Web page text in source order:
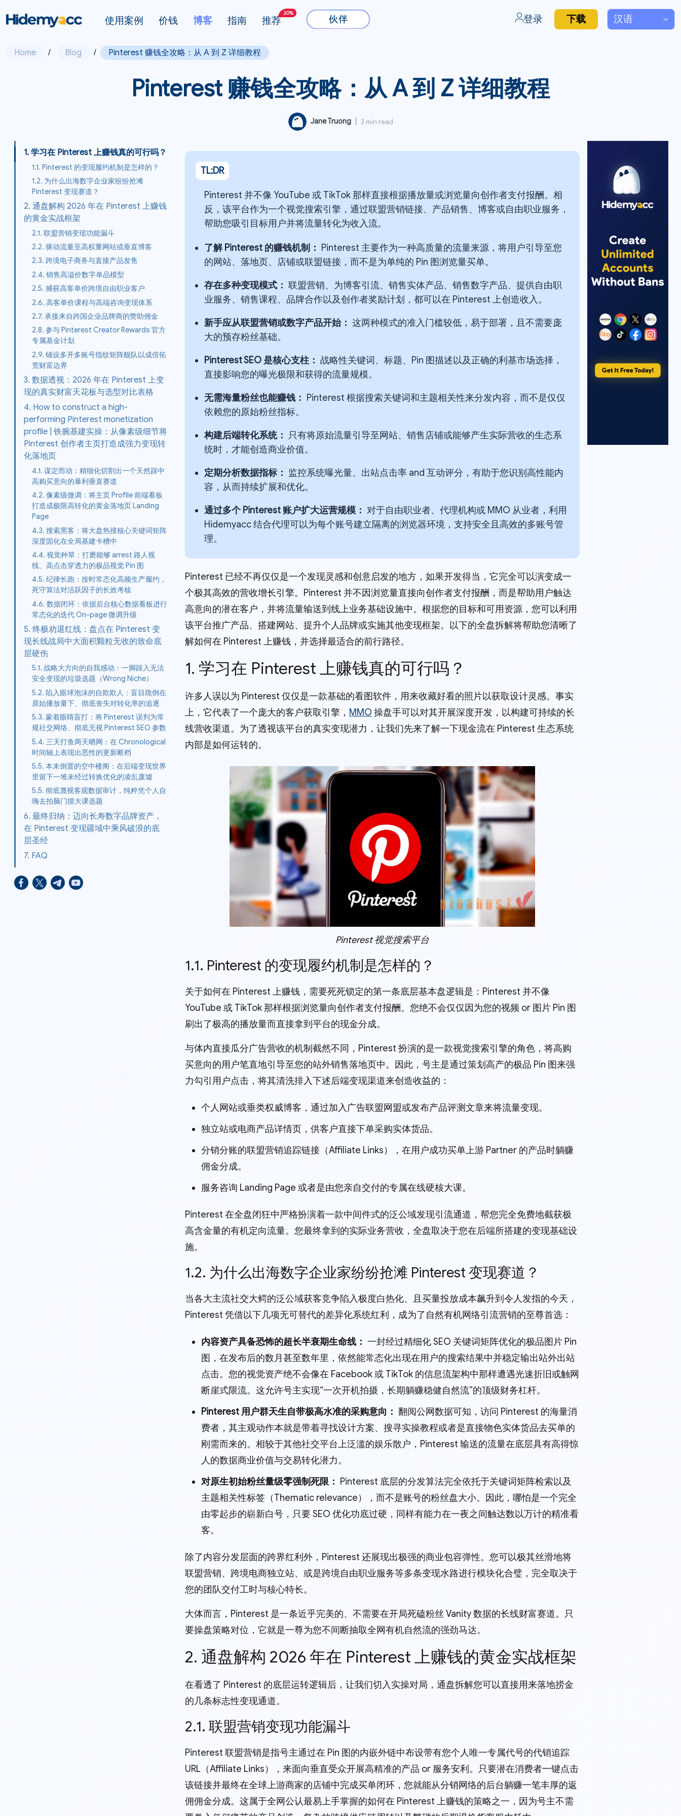
使用案例 价钱 博客 指南 推荐
20%
登录 下载
Home / Blog / Pinterest 赚钱全攻略：从 A 到 Z 详细教程
Pinterest 赚钱全攻略：从 A 到 Z 详细教程
Jane Truong 3 min read
1. 学习在 Pinterest 上赚钱真的可行吗？
1.1. Pinterest 的变现履约机制是怎样的？
1.2. 为什么出海数字企业家纷纷抢滩
Pinterest 变现赛道？
2. 通盘解构 2026 年在 Pinterest 上赚钱
的黄金实战框架
2.1. 联盟营销变现功能漏斗
2.2. 驱动流量至高权重网站或垂直博客
2.3. 跨境电子商务与直接产品发售
2.4. 销售高溢价数字单品模型
2.5. 捕获高客单价跨境自由职业客户
2.6. 高客单价课程与高端咨询变现体系
2.7. 承接来自跨国企业品牌商的赞助佣金
2.8. 参与 Pinterest Creator Rewards 官方
专属基金计划
2.9. 铺设多开多账号指纹矩阵舰队以成倍拓
荒财富边界
3. 数据透视：2026 年在 Pinterest 上变
现的真实财富天花板与选型对比表格
4. How to construct a high-
performing Pinterest monetization
profile | 铁腕基建实操：从像素级细节将
Pinterest 创作者主页打造成强力变现转
化落地页
4.1. 谋定而动：精细化切割出一个天然踩中
高购买意向的暴利垂直赛道
4.2. 像素级微调：将主页 Profile 前端看板
打造成极限高转化的黄金落地页 Landing
Page
4.3. 搜索黑客：将大盘热搜核心关键词矩阵
深度固化在全局基建卡槽中
4.4. 视觉种草：打磨能够 arrest 路人视
线、高点击穿透力的极品视觉 Pin 图
4.5. 纪律长跑：按时常态化高频生产履约，
死守算法对活跃因子的长效考核
4.6. 数据闭环：依据后台核心数据看板进行
常态化的迭代 On-page 微调升级
5. 终极劝退红线：盘点在 Pinterest 变
现长线战局中大面积颗粒无收的致命底
层硬伤
5.1. 战略大方向的自我感动：一脚踩入无法
安全变现的垃圾选题（Wrong Niche）
5.2. 陷入眼球泡沫的自欺欺人：盲目跪倒在
原始播放量下、彻底丧失对转化率的追逐
5.3. 蒙着眼睛盲打：将 Pinterest 误判为常
规社交网络、彻底无视 Pinterest SEO 参数
5.4. 三天打鱼两天晒网：在 Chronological
时间轴上表现出恶性的更新断档
5.5. 本末倒置的空中楼阁：在后端变现世界
里留下一堆未经过转换优化的凌乱废墟
5.5. 彻底蔑视客观数据审计，纯粹凭个人自
嗨去拍脑门摸大课选题
6. 最终归纳：迈向长寿数字品牌资产，
在 Pinterest 变现疆域中乘风破浪的底
层圣经
7. FAQ
TL;DR
Pinterest 并不像 YouTube 或 TikTok 那样直接根据播放量或浏览量向创作者支付报酬。相
反，该平台作为一个视觉搜索引擎，通过联盟营销链接、产品销售、博客或自由职业服务，
帮助您吸引目标用户并将流量转化为收入流。
了解 Pinterest 的赚钱机制： Pinterest 主要作为一种高质量的流量来源，将用户引导至您
的网站、落地页、店铺或联盟链接，而不是为单纯的 Pin 图浏览量买单。
存在多种变现模式： 联盟营销、为博客引流、销售实体产品、销售数字产品、提供自由职
业服务、销售课程、品牌合作以及创作者奖励计划，都可以在 Pinterest 上创造收入。
新手应从联盟营销或数字产品开始： 这两种模式的准入门槛较低，易于部署，且不需要庞
大的预存粉丝基础。
Pinterest SEO 是核心支柱： 战略性关键词、标题、Pin 图描述以及正确的利基市场选择，
直接影响您的曝光极限和获得的流量规模。
无需海量粉丝也能赚钱： Pinterest 根据搜索关键词和主题相关性来分发内容，而不是仅仅
依赖您的原始粉丝指标。
构建后端转化系统： 只有将原始流量引导至网站、销售店铺或能够产生实际营收的生态系
统时，才能创造商业价值。
定期分析数据指标： 监控系统曝光量、出站点击率 and 互动评分，有助于您识别高性能内
容，从而持续扩展和优化。
通过多个 Pinterest 账户扩大运营规模： 对于自由职业者、代理机构或 MMO 从业者，利用
Hidemyacc 结合代理可以为每个账号建立隔离的浏览器环境，支持安全且高效的多账号管
理。
Pinterest 已经不再仅仅是一个发现灵感和创意启发的地方，如果开发得当，它完全可以演变成一
个极其高效的营收增长引擎。Pinterest 并不因浏览量直接向创作者支付报酬，而是帮助用户触达
高意向的潜在客户，并将流量输送到线上业务基础设施中。根据您的目标和可用资源，您可以利用
该平台推广产品、搭建网站、提升个人品牌或实施其他变现框架。以下的全盘拆解将帮助您清晰了
解如何在 Pinterest 上赚钱，并选择最适合的前行路径。
1. 学习在 Pinterest 上赚钱真的可行吗？
许多人误以为 Pinterest 仅仅是一款基础的看图软件，用来收藏好看的照片以获取设计灵感。事实
上，它代表了一个庞大的客户获取引擎， MMO 操盘手可以对其开展深度开发，以构建可持续的长
线营收渠道。为了透视该平台的真实变现潜力，让我们先来了解一下现金流在 Pinterest 生态系统
内部是如何运转的。
Pinterest 视觉搜索平台
1.1. Pinterest 的变现履约机制是怎样的？
关于如何在 Pinterest 上赚钱，需要死死锁定的第一条底层基本盘逻辑是：Pinterest 并不像
YouTube 或 TikTok 那样根据浏览量向创作者支付报酬。您绝不会仅仅因为您的视频 or 图片 Pin 图
刷出了极高的播放量而直接拿到平台的现金分成。
与体内直接瓜分广告营收的机制截然不同，Pinterest 扮演的是一款视觉搜索引擎的角色，将高购
买意向的用户笔直地引导至您的站外销售落地页中。因此，号主是通过策划高产的极品 Pin 图来强
力勾引用户点击，将其清洗排入下述后端变现渠道来创造收益的：
个人网站或垂类权威博客，通过加入广告联盟网盟或发布产品评测文章来将流量变现。
独立站或电商产品详情页，供客户直接下单采购实体货品。
分销分账的联盟营销追踪链接（Affiliate Links），在用户成功买单上游 Partner 的产品时躺赚
佣金分成。
服务咨询 Landing Page 或者是由您亲自交付的专属在线硬核大课。
Pinterest 在全盘闭狂中严格扮演着一款中间件式的泛公域发现引流通道，帮您完全免费地截获极
高含金量的有机定向流量。您最终拿到的实际业务营收，全盘取决于您在后端所搭建的变现基础设
施。
1.2. 为什么出海数字企业家纷纷抢滩 Pinterest 变现赛道？
当各大主流社交大鳄的泛公域获客竞争陷入极度白热化、且买量投放成本飙升到令人发指的今天，
Pinterest 凭借以下几项无可替代的差异化系统红利，成为了自然有机网络引流营销的至尊首选：
内容资产具备恐怖的超长半衰期生命线： 一封经过精细化 SEO 关键词矩阵优化的极品图片 Pin
图，在发布后的数月甚至数年里，依然能常态化出现在用户的搜索结果中并稳定输出站外出站
点击。您的视觉资产绝不会像在 Facebook 或 TikTok 的信息流架构中那样遭遇光速折旧或触网
断崖式限流。这允许号主实现“一次开机拍摄，长期躺赚稳健自然流”的顶级财务杠杆。
Pinterest 用户群天生自带极高水准的采购意向： 翻阅公网数据可知，访问 Pinterest 的海量消
费者，其主观动作本就是带着寻找设计方案、搜寻实操教程或者是直接物色实体货品去买单的
刚需而来的。相较于其他社交平台上泛滥的娱乐散户，Pinterest 输送的流量在底层具有高得惊
人的数据商业价值与交易转化潜力。
对原生初始粉丝量级零强制死限： Pinterest 底层的分发算法完全依托于关键词矩阵检索以及
主题相关性标签（Thematic relevance），而不是账号的粉丝盘大小。因此，哪怕是一个完全
由零起步的崭新白号，只要 SEO 优化功底过硬，同样有能力在一夜之间触达数以万计的精准看
客。
除了内容分发层面的跨界红利外，Pinterest 还展现出极强的商业包容弹性。您可以极其丝滑地将
联盟营销、跨境电商独立站、或是跨境自由职业服务等多条变现水路进行模块化合璧，完全取决于
您的团队交付工时与核心特长。
大体而言，Pinterest 是一条近乎完美的、不需要在开局死磕粉丝 Vanity 数据的长线财富赛道。只
要操盘策略对位，它就是一尊为您不间断抽取全网有机自然流的强劲马达。
2. 通盘解构 2026 年在 Pinterest 上赚钱的黄金实战框架
在看透了 Pinterest 的底层运转逻辑后，让我们切入实操对局，通盘拆解您可以直接用来落地捞金
的几条标志性变现通道。
2.1. 联盟营销变现功能漏斗
Pinterest 联盟营销是指号主通过在 Pin 图的内嵌外链中布设带有您个人唯一专属代号的代销追踪
URL（Affiliate Links），来面向垂直受众开展高精准的产品 or 服务安利。只要潜在消费者一键点击
该链接并最终在全球上游商家的店铺中完成买单闭环，您就能从分销网络的后台躺赚一笔丰厚的返
佣佣金分成。这属于全网公认最易上手掌握的如何在 Pinterest 上赚钱的策略之一，因为号主不需